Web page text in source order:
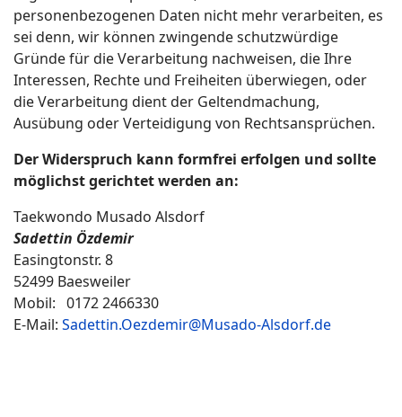
personenbezogenen Daten nicht mehr verarbeiten, es
sei denn, wir können zwingende schutzwürdige
Gründe für die Verarbeitung nachweisen, die Ihre
Interessen, Rechte und Freiheiten überwiegen, oder
die Verarbeitung dient der Geltendmachung,
Ausübung oder Verteidigung von Rechtsansprüchen.
Der Widerspruch kann formfrei erfolgen und sollte
möglichst gerichtet werden an:
Taekwondo Musado Alsdorf
Sadettin Özdemir
Easingtonstr. 8
52499 Baesweiler
Mobil: 0172 2466330
E-Mail: Sadettin.Oezdemir@Musado-Alsdorf.de